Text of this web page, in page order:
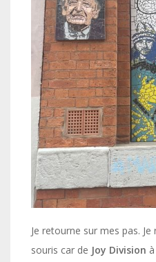
Je retourne sur mes pas.
souris car de Joy Division à